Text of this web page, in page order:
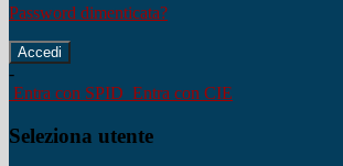
Password dimenticata?
-
Entra con SPID Entra con CIE
Seleziona utente